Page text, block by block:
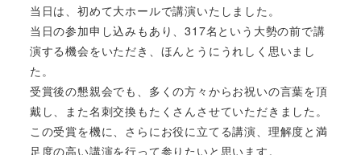
当日は、初めて大ホールで講演いたしました。
当日の参加申し込みもあり、317名という大勢の前で講
演する機会をいただき、ほんとうにうれしく思いまし
た。
受賞後の懇親会でも、多くの方々からお祝いの言葉を頂
戴し、また名刺交換もたくさんさせていただきました。
この受賞を機に、さらにお役に立てる講演、理解度と満
足度の高い講演を行って参りたいと思います。